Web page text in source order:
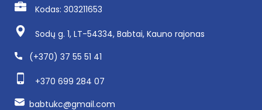
Kodas: 303211653
Sodų g. 1, LT-54334, Babtai, Kauno rajonas
(+370) 37 55 51 41
+370 699 284 07
babtukc@gmail.com